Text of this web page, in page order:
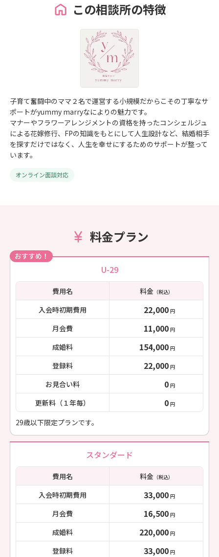
この相談所の特徴
子育て奮闘中のママ２名で運営する小規模だからこその丁寧なサ
ポートがyummy marryなによりの魅力です。
マナーやフラワーアレンジメントの資格を持ったコンシェルジュ
による花嫁修行、FPの知識をもとにして人生設計など、結婚相手
を探すだけではなく、人生を幸せにするためのサポートが整って
います。
オンライン面談対応
料金プラン
おすすめ！
U-29
費用名 料金（税込）
入会時初期費用 22,000 円
月会費 11,000 円
成婚料 154,000 円
登録料 22,000 円
お見合い料 0 円
更新料（１年毎） 0 円
29歳以下限定プランです。
スタンダード
費用名 料金（税込）
入会時初期費用 33,000 円
月会費 16,500 円
成婚料 220,000 円
登録料 33,000 円